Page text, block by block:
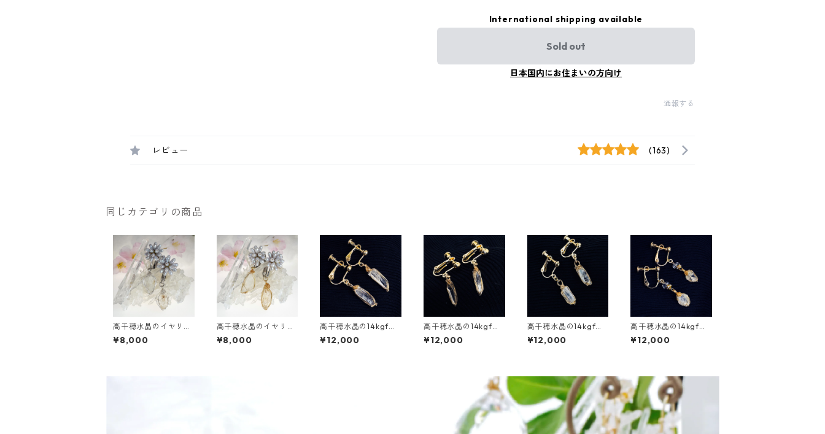
International shipping available
Sold out
日本国内にお住まいの方向け
通報する
レビュー (163)
同じカテゴリの商品
高千穂水晶のイヤリン
グ【淡水パールフラワ
ー】
¥8,000
高千穂水晶のイヤリン
グ【淡水パールフラワ
ー】
¥8,000
高千穂水晶の14kgfイ
ヤリング
¥12,000
高千穂水晶の14kgfイ
ヤリング
¥12,000
高千穂水晶の14kgfイ
ヤリング
¥12,000
高千穂水晶の14kgfイ
ヤリング
¥12,000